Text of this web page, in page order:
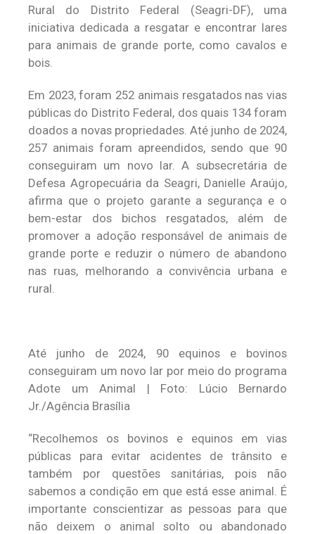
Rural do Distrito Federal (Seagri-DF), uma
iniciativa dedicada a resgatar e encontrar lares
para animais de grande porte, como cavalos e
bois.
Em 2023, foram 252 animais resgatados nas vias
públicas do Distrito Federal, dos quais 134 foram
doados a novas propriedades. Até junho de 2024,
257 animais foram apreendidos, sendo que 90
conseguiram um novo lar. A subsecretária de
Defesa Agropecuária da Seagri, Danielle Araújo,
afirma que o projeto garante a segurança e o
bem-estar dos bichos resgatados, além de
promover a adoção responsável de animais de
grande porte e reduzir o número de abandono
nas ruas, melhorando a convivência urbana e
rural.
Até junho de 2024, 90 equinos e bovinos
conseguiram um novo lar por meio do programa
Adote um Animal | Foto: Lúcio Bernardo
Jr./Agência Brasília
“Recolhemos os bovinos e equinos em vias
públicas para evitar acidentes de trânsito e
também por questões sanitárias, pois não
sabemos a condição em que está esse animal. É
importante conscientizar as pessoas para que
não deixem o animal solto ou abandonado